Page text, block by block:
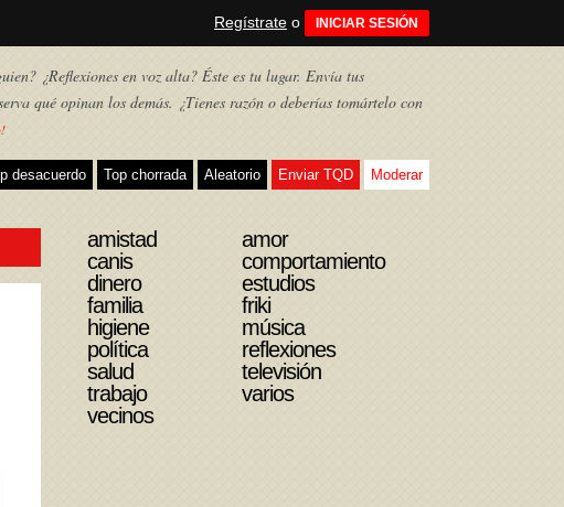
Regístrate o INICIAR SESIÓN
¿Reflexiones en voz alta? Éste es tu lugar. Envía tus
qué opinan los demás. ¿Tienes razón o deberías tomártelo con
desacuerdo Top chorrada Aleatorio Enviar TQD Moderar
amistad
amor
canis
comportamiento
dinero
estudios
familia
friki
higiene
música
política
reflexiones
salud
televisión
trabajo
varios
vecinos